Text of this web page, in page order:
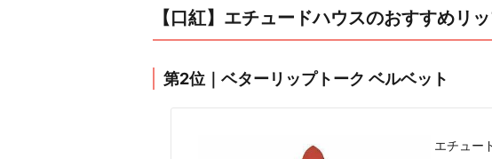
【口紅】エチュードハウスのおすすめリ
第2位｜ベターリップトーク ベルベット
エチュー